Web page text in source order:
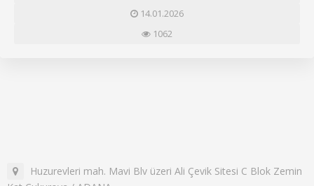
14.01.2026
1062
Huzurevleri mah. Mavi Blv üzeri Ali Çevik Sitesi C Blok Zemin